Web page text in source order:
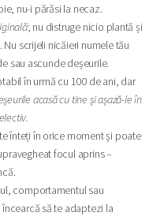
nu-i părăsi la necaz.
; nu distruge nicio plantă și
scrijeli nicăieri numele tău
sau ascunde deșeurile.
în urmă cu 100 de ani, dar
acasă cu tine și așază-le în
înteți în orice moment și poate
focul aprins –
comportamentul sau
să te adaptezi la